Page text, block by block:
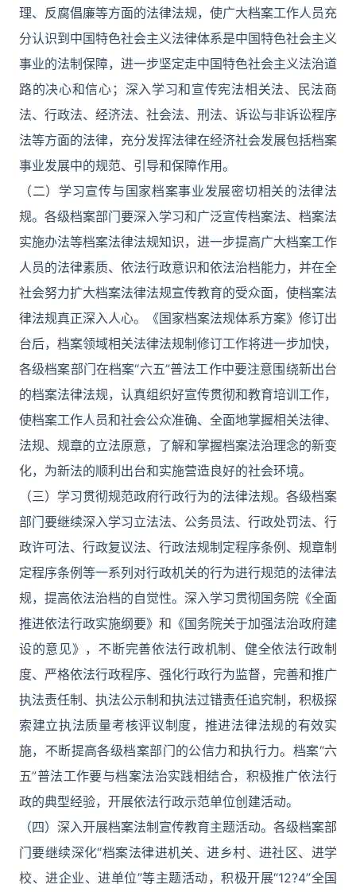
理、反腐倡廉等方面的法律法规，使广大档案工作人员充
分认识到中国特色社会主义法律体系是中国特色社会主义
事业的法制保障，进一步坚定走中国特色社会主义法治道
路的决心和信心；深入学习和宣传宪法相关法、民法商
法、行政法、经济法、社会法、刑法、诉讼与非诉讼程序
法等方面的法律，充分发挥法律在经济社会发展包括档案
事业发展中的规范、引导和保障作用。
（二）学习宣传与国家档案事业发展密切相关的法律法
规。各级档案部门要深入学习和广泛宣传档案法、档案法
实施办法等档案法律法规知识，进一步提高广大档案工作
人员的法律素质、依法行政意识和依法治档能力，并在全
社会努力扩大档案法律法规宣传教育的受众面，使档案法
律法规真正深入人心。《国家档案法规体系方案》修订出
台后，档案领域相关法律法规制修订工作将进一步加快，
各级档案部门在档案“六五”普法工作中要注意围绕新出台
的档案法律法规，认真组织好宣传贯彻和教育培训工作，
使档案工作人员和社会公众准确、全面地掌握相关法律、
法规、规章的立法原意，了解和掌握档案法治理念的新变
化，为新法的顺利出台和实施营造良好的社会环境。
（三）学习贯彻规范政府行政行为的法律法规。各级档案
部门要继续深入学习立法法、公务员法、行政处罚法、行
政许可法、行政复议法、行政法规制定程序条例、规章制
定程序条例等一系列对行政机关的行为进行规范的法律法
规，提高依法治档的自觉性。深入学习贯彻国务院《全面
推进依法行政实施纲要》和《国务院关于加强法治政府建
设的意见》，不断完善依法行政机制、健全依法行政制
度、严格依法行政程序、强化行政行为监督，完善和推广
执法责任制、执法公示制和执法过错责任追究制，积极探
索建立执法质量考核评议制度，推进法律法规的有效实
施，不断提高各级档案部门的公信力和执行力。档案“六
五”普法工作要与档案法治实践相结合，积极推广依法行
政的典型经验，开展依法行政示范单位创建活动。
（四）深入开展档案法制宣传教育主题活动。各级档案部
门要继续深化“档案法律进机关、进乡村、进社区、进学
校、进企业、进单位”等主题活动，积极开展“12?4”全国